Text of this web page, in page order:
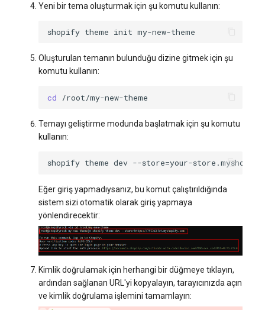
Yeni bir tema oluşturmak için şu komutu kullanın:
shopify theme init
Oluşturulan temanın bulunduğu dizine gitmek için şu
komutu kullanın:
cd
Temayı geliştirme modunda başlatmak için şu komutu
kullanın:
shopify theme dev --store=
Eğer giriş yapmadıysanız, bu komut çalıştırıldığında
sistem sizi otomatik olarak giriş yapmaya
yönlendirecektir:
Kimlik doğrulamak için herhangi bir düğmeye tıklayın,
ardından sağlanan URL'yi kopyalayın, tarayıcınızda açın
ve kimlik doğrulama işlemini tamamlayın: